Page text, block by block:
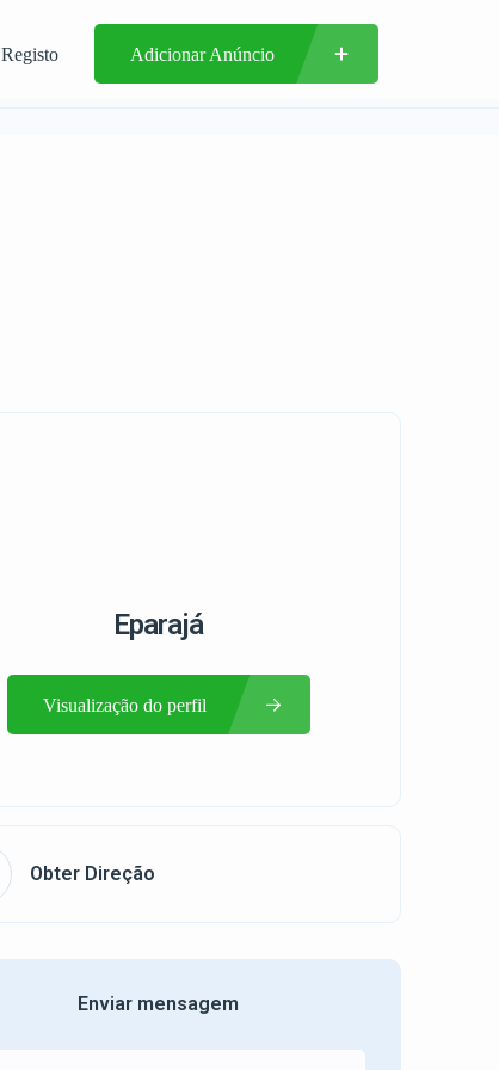
Registo Adicionar Anúncio
Eparajá
Visualização do perfil
Obter Direção
Enviar mensagem